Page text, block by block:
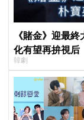
《賭金》迎最
化有望再拚視后
韓劇